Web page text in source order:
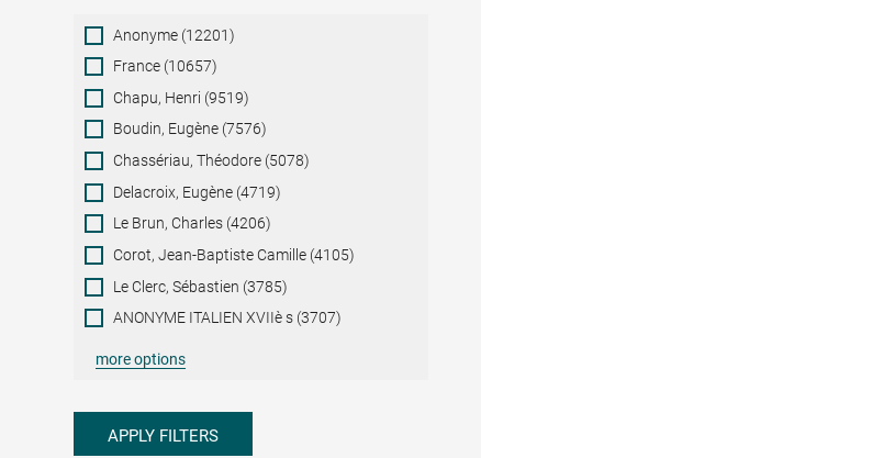
ArtistAnonyme (12201)
France (10657)
Chapu, Henri (9519)
Boudin, Eugène (7576)
Chassériau, Théodore (5078)
Delacroix, Eugène (4719)
Le Brun, Charles (4206)
Corot, Jean-Baptiste Camille (4105)
Le Clerc, Sébastien (3785)
ANONYME ITALIEN XVIIè s (3707)
more options
APPLY FILTERS